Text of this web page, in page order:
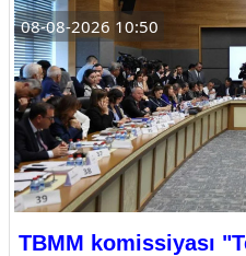
08-08-2026 10:50
TBMM komissiyası